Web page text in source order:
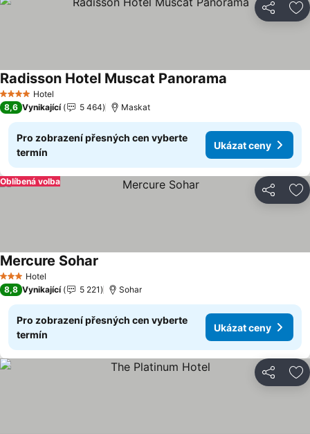
Sdílet
4 Počet hvězdiček
Hotel
Radisson Hotel Muscat Panorama
8,6 Vynikající 5 464 Maskat
Pro zobrazení přesných cen vyberte
termín
Ukázat ceny
Sdílet
Oblíbená volba
3 Počet hvězdiček
Hotel
Mercure Sohar
8,8 Vynikající 5 221 Sohar
Pro zobrazení přesných cen vyberte
termín
Ukázat ceny
Sdílet